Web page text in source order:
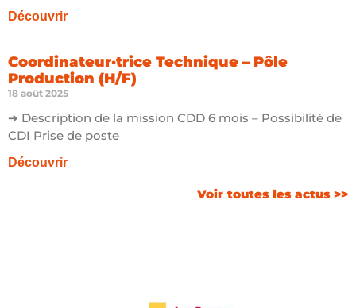
Découvrir
Coordinateur·trice Technique – Pôle
Production (H/F)
18 août 2025
➔ Description de la mission CDD 6 mois – Possibilité de
CDI Prise de poste
Découvrir
Voir toutes les actus >>